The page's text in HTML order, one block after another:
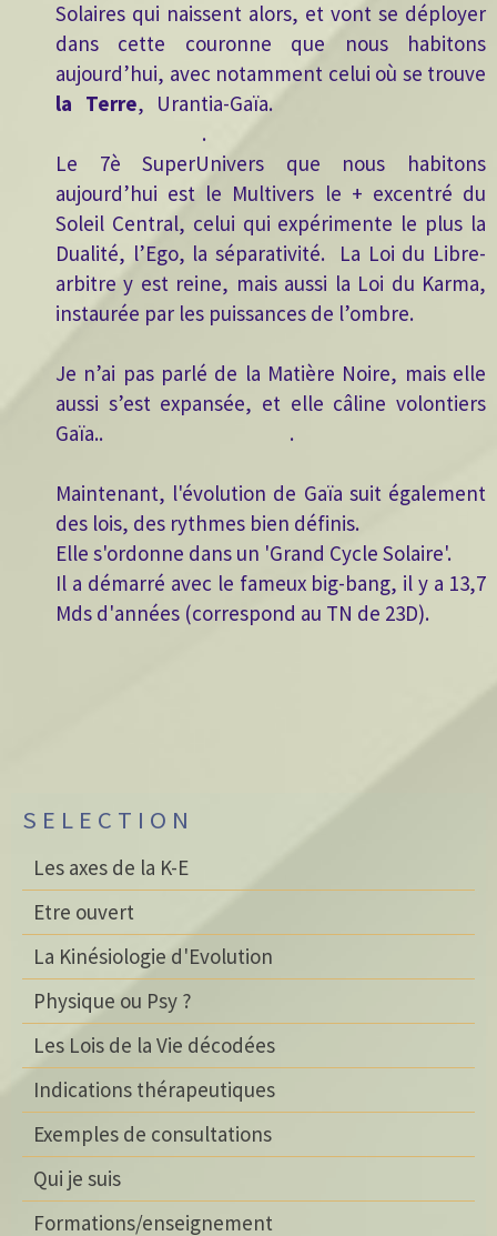
Solaires qui naissent alors, et vont se déployer
dans cette couronne que nous habitons
aujourd’hui, avec notamment celui où se trouve
la Terre, Urantia-Gaïa.
.
Le 7è SuperUnivers que nous habitons
aujourd’hui est le Multivers le + excentré du
Soleil Central, celui qui expérimente le plus la
Dualité, l’Ego, la séparativité. La Loi du Libre-
arbitre y est reine, mais aussi la Loi du Karma,
instaurée par les puissances de l’ombre.
Je n’ai pas parlé de la Matière Noire, mais elle
aussi s’est expansée, et elle câline volontiers
Gaïa.. .
Maintenant, l'évolution de Gaïa suit également
des lois, des rythmes bien définis.
Elle s'ordonne dans un 'Grand Cycle Solaire'.
Il a démarré avec le fameux big-bang, il y a 13,7
Mds d'années (correspond au TN de 23D).
S E L E C T I O N
Les axes de la K-E
Etre ouvert
La Kinésiologie d'Evolution
Physique ou Psy ?
Les Lois de la Vie décodées
Indications thérapeutiques
Exemples de consultations
Qui je suis
Formations/enseignement